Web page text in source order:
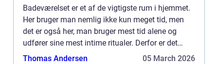
Badeværelset er et af de vigtigste rum i hjemmet.
Her bruger man nemlig ikke kun meget tid, men
det er også her, man bruger mest tid alene og
udfører sine mest intime ritualer. Derfor er det
vigtigt for ens livskvalitet og funktionaliteten i
Thomas Andersen 05 March 2026